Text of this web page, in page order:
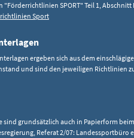
"Förderrichtlinien SPORT" Teil 1, Abschnitt
Sport
ergeben sich aus dem
und sind den jeweiligen Richtlinien
sind grundsätzlich auch in Papierform
Referat 2/07: Landessportbüro